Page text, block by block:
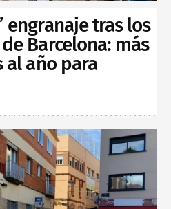
engranaje tras los
Barcelona: más
al año para